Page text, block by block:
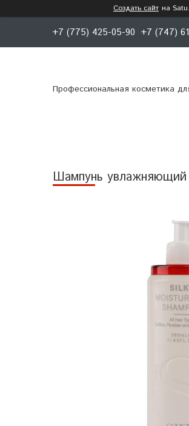
Создать сайт на
+7 (775) 425-05-90 +7 (747)
Профессиональная косметика
Шампунь увлажняющий